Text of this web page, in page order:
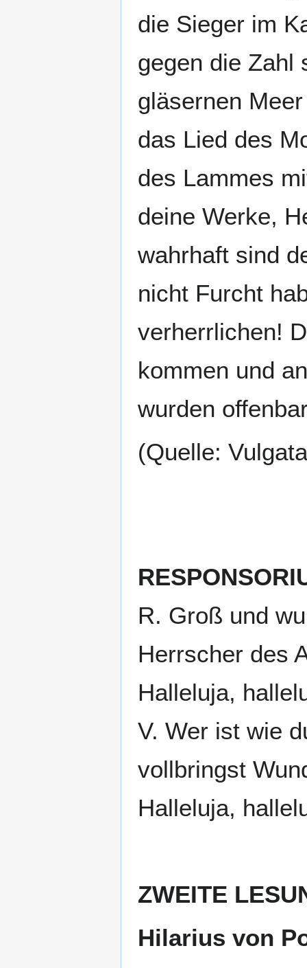
die Sieger im
gegen die Zahl
gläsernen
das Lied des
des Lammes
deine Werke,
wahrhaft sind
nicht Furcht
verherrlichen!
kommen und
wurden
(Quelle:
R. Groß und
Herrscher des
Halleluja,
V. Wer ist wie
vollbringst
Halleluja,
ZWEITE
Hilarius von